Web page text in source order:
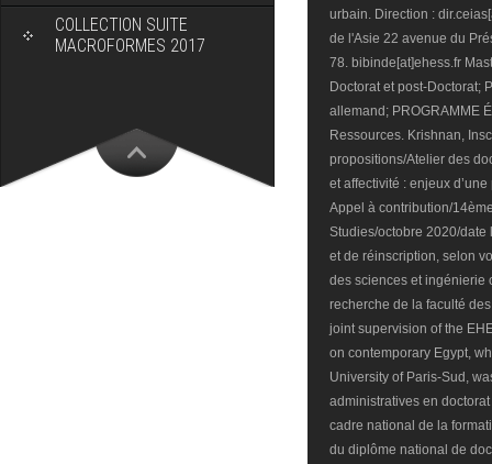
COLLECTION SUITE
MACROFORMES 2017
urbain. Direction :
de l'Asie 22 avenue du
78. bibinde[at]ehess.fr
Doctorat et post-Doctorat;
allemand; PROGRAMME
Ressources. Krishnan,
propositions/Atelier des
et affectivité : enjeux
Appel à contribution/
Studies/octobre 2020/
et de réinscription, selon
des sciences et ingénierie
recherche de la faculté
joint supervision of the
on contemporary Egypt,
University of Paris-Sud,
administratives en
cadre national de la
du diplôme national de